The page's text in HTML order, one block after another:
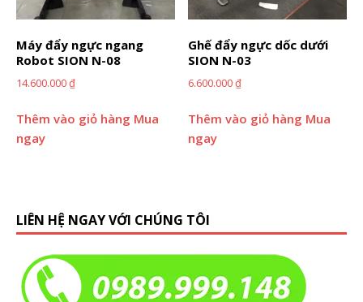
Máy đẩy ngực ngang
Robot SION N-08
14.600.000₫
Thêm vào giỏ hàng Mua
ngay
Ghế đẩy ngực dốc dưới
SION N-03
6.600.000₫
Thêm vào giỏ hàng Mua
ngay
LIÊN HỆ NGAY VỚI CHÚNG TÔI